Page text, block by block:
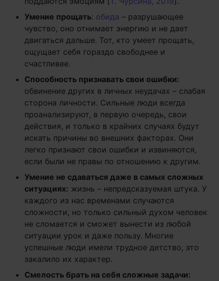
Умение прощать: обида – разрушающее
чувство, оно отнимает энергию и не дает
двигаться дальше. Тот, кто умеет прощать,
ощущает себя гораздо свободнее и
счастливее.
Способность признавать свои ошибки:
обвинение других в личных неудачах – слабая
сторона личности. Сильные люди всегда
проанализируют, в первую очередь, свои
действия, и только в крайних случаях будут
искать причины во внешних факторах. Они
легко признают свои ошибки и извиняются,
если были не правы по отношению к другим.
Умение не сдаваться даже в самых сложных
ситуациях: жизнь – непредсказуемая штука. У
каждого из нас временами случаются
сложности, но только сильный духом человек
не сломается и сможет вынести из любой
ситуации урок и даже пользу. Многие
успешные люди имели трудное детство, это
закалило их характер.
Смелость брать на себя сложные задачи: